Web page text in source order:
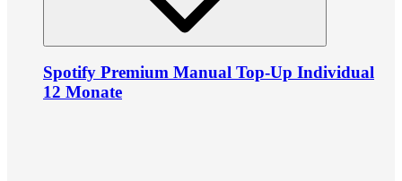
Spotify Premium Manual Top-Up Individual
12 Monate